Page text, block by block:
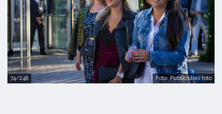
74/248 Foto: Publicitātes foto